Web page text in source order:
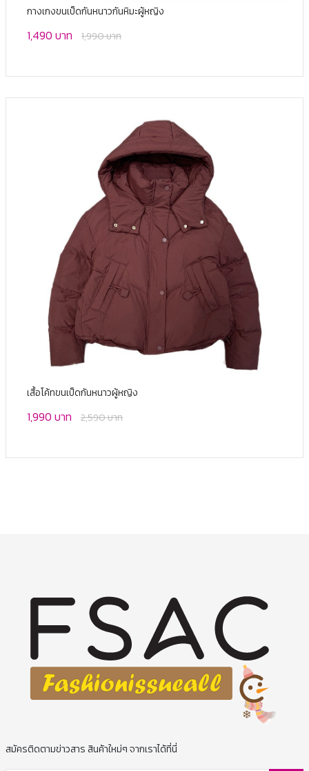
กางเกงขนเป็ดกันหนาวกันหิมะผู้หญิง
1,490 บาท 1,990 บาท
เสื้อโค้ทขนเป็ดกันหนาวผู้หญิง
1,990 บาท 2,590 บาท
สมัครติดตามข่าวสาร สินค้าใหม่ๆ จากเราได้ที่นี่